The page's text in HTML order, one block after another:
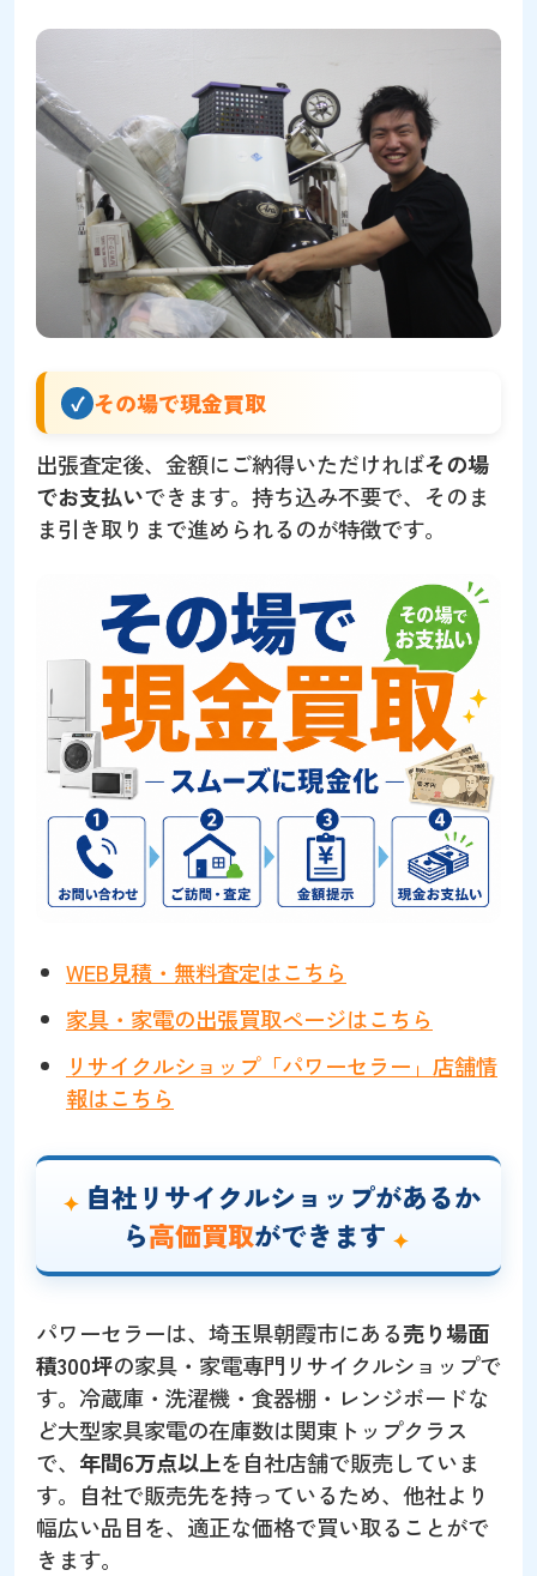
その場で現金買取
出張査定後、金額にご納得いただければその場
でお支払いできます。持ち込み不要で、そのま
ま引き取りまで進められるのが特徴です。
WEB見積・無料査定はこちら
家具・家電の出張買取ページはこちら
リサイクルショップ「パワーセラー」店舗情
報はこちら
自社リサイクルショップがあるか
ら高価買取ができます
パワーセラーは、埼玉県朝霞市にある売り場面
積300坪の家具・家電専門リサイクルショップで
す。冷蔵庫・洗濯機・食器棚・レンジボードな
ど大型家具家電の在庫数は関東トップクラス
で、 年間6万点以上を自社店舗で販売していま
す。自社で販売先を持っているため、他社より
幅広い品目を、適正な価格で買い取ることがで
きます。